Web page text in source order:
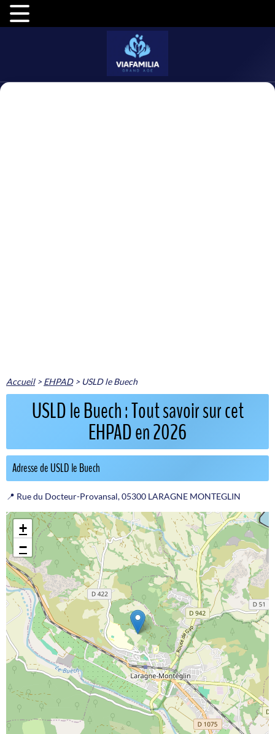
Accueil>EHPAD> USLD le Buech
USLD le Buech : Tout savoir sur cet
EHPAD en 2026
Adresse de USLD le Buech
📍 Rue du Docteur-Provansal, 05300 LARAGNE MONTEGLIN
+
−